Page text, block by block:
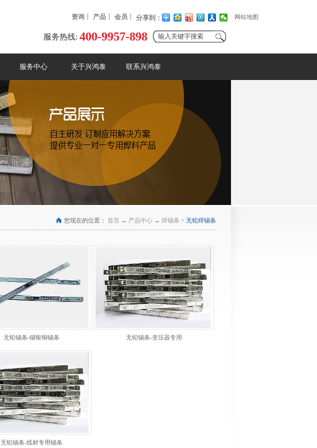
网站地图
资询 产品 会员 分享到：
服务热线: 400-9957-898
服务中心 关于兴鸿泰 联系兴鸿泰
您现在的位置： 首页 → 产品中心 → 焊锡条 > 无铅焊锡条
无铅锡条-锡银铜锡条 无铅锡条-变压器专用
无铅锡条-线材专用锡条